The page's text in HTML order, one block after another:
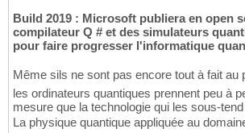
Build 2019 : Microsoft publiera en open
compilateur Q # et des simulateurs
pour faire progresser l'informatique
Même sils ne sont pas encore tout à fait au
les ordinateurs quantiques prennent peu à
mesure que la technologie qui les sous-
La physique quantique appliquée au